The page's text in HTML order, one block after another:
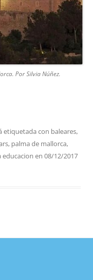
Por Silvia Núñez.
etiquetada con baleares,
, palma de mallorca,
en 08/12/2017